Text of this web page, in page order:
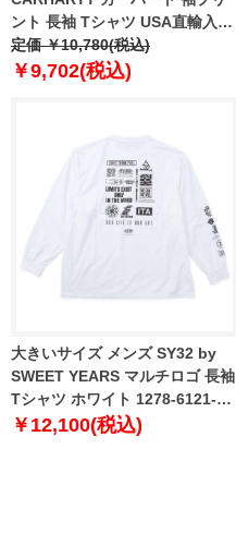
ント 長袖 Tシャツ USA直輸入
k231
定価 ￥10,780(税込)
￥9,702(税込)
大きいサイズ メンズ SY32 by
SWEET YEARS マルチロゴ 長袖
Tシャツ ホワイト 1278-6121-1
3L 4L 5L 6L
￥12,100(税込)